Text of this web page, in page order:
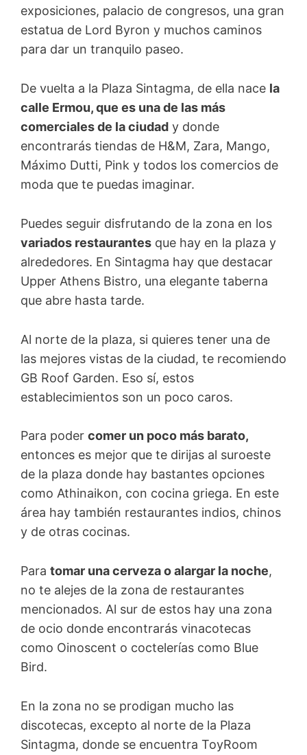
exposiciones, palacio de congresos, una gran
estatua de Lord Byron y muchos caminos
para dar un tranquilo paseo.
De vuelta a la Plaza Sintagma, de ella nace la
calle Ermou, que es una de las más
comerciales de la ciudad y donde
encontrarás tiendas de H&M, Zara, Mango,
Máximo Dutti, Pink y todos los comercios de
moda que te puedas imaginar.
Puedes seguir disfrutando de la zona en los
variados restaurantes que hay en la plaza y
alrededores. En Sintagma hay que destacar
Upper Athens Bistro, una elegante taberna
que abre hasta tarde.
Al norte de la plaza, si quieres tener una de
las mejores vistas de la ciudad, te recomiendo
GB Roof Garden. Eso sí, estos
establecimientos son un poco caros.
Para poder comer un poco más barato,
entonces es mejor que te dirijas al suroeste
de la plaza donde hay bastantes opciones
como Athinaikon, con cocina griega. En este
área hay también restaurantes indios, chinos
y de otras cocinas.
Para tomar una cerveza o alargar la noche,
no te alejes de la zona de restaurantes
mencionados. Al sur de estos hay una zona
de ocio donde encontrarás vinacotecas
como Oinoscent o coctelerías como Blue
Bird.
En la zona no se prodigan mucho las
discotecas, excepto al norte de la Plaza
Sintagma, donde se encuentra ToyRoom